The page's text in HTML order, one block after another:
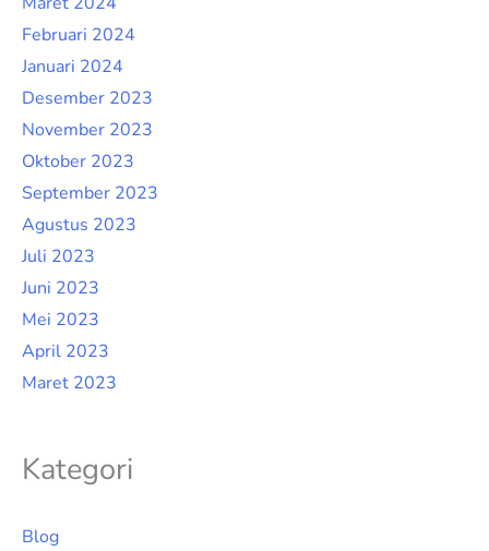
Februari 2024
Januari 2024
Desember 2023
November 2023
Oktober 2023
September 2023
Agustus 2023
Juli 2023
Juni 2023
Mei 2023
April 2023
Maret 2023
Kategori
Blog